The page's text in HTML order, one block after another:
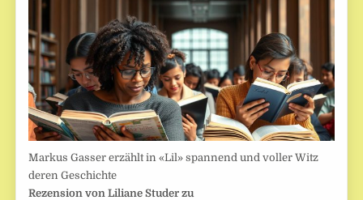
Markus Gasser erzählt in «Lil» spannend und voller Witz
deren Geschichte
Rezension von Liliane Studer zu